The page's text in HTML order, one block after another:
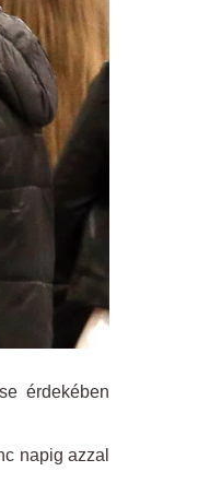
érdekében
napig azzal